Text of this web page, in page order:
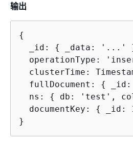
输出
{
  _id:
{
_data: '...'
operationType:
clusterTime:
  fullDocument:
{
  ns:
{
db: 'test',
  documentKey:
{
_id:
}